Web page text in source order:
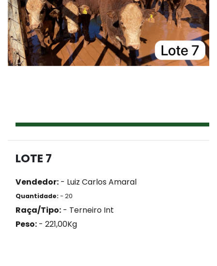
LOTE 7
Vendedor: - Luiz Carlos Amaral
Quantidade:- 20
Raça/Tipo: - Terneiro Int
Peso: - 221,00Kg